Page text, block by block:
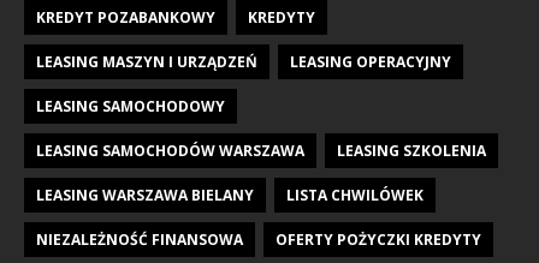
KREDYT POZABANKOWY KREDYTY
LEASING MASZYN I URZĄDZEŃ LEASING OPERACYJNY
LEASING SAMOCHODOWY
LEASING SAMOCHODÓW WARSZAWA LEASING SZKOLENIA
LEASING WARSZAWA BIELANY LISTA CHWILÓWEK
NIEZALEŻNOŚĆ FINANSOWA OFERTY POŻYCZKI KREDYTY